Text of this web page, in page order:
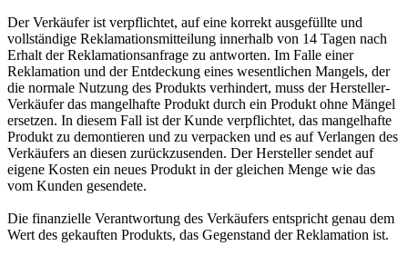
Der Verkäufer ist verpflichtet, auf eine korrekt ausgefüllte und
vollständige Reklamationsmitteilung innerhalb von 14 Tagen nach
Erhalt der Reklamationsanfrage zu antworten. Im Falle einer
Reklamation und der Entdeckung eines wesentlichen Mangels, der
die normale Nutzung des Produkts verhindert, muss der Hersteller-
Verkäufer das mangelhafte Produkt durch ein Produkt ohne Mängel
ersetzen. In diesem Fall ist der Kunde verpflichtet, das mangelhafte
Produkt zu demontieren und zu verpacken und es auf Verlangen des
Verkäufers an diesen zurückzusenden. Der Hersteller sendet auf
eigene Kosten ein neues Produkt in der gleichen Menge wie das
vom Kunden gesendete.
Die finanzielle Verantwortung des Verkäufers entspricht genau dem
Wert des gekauften Produkts, das Gegenstand der Reklamation ist.